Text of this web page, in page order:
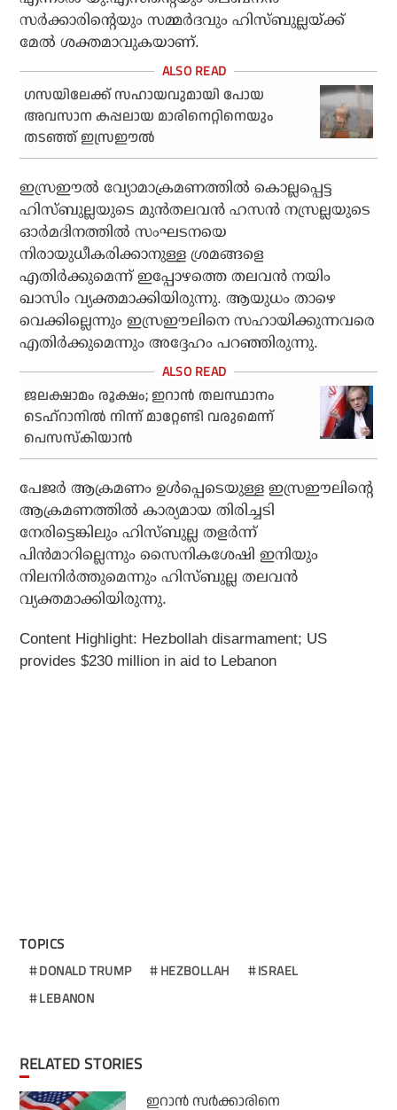
സര്‍ക്കാരിന്റെയും സമ്മര്‍ദവും ഹിസ്ബുല്ലയ്ക്ക്
മേല്‍ ശക്തമാവുകയാണ്.
ഗസയിലേക്ക് സഹായവുമായി പോയ
അവസാന കപ്പലായ മാരിനെറ്റിനെയും
തടഞ്ഞ് ഇസ്രഈല്‍
ഇസ്രഈല്‍ വ്യോമാക്രമണത്തില്‍ കൊല്ലപ്പെട്ട
ഹിസ്ബുല്ലയുടെ മുന്‍തലവന്‍ ഹസന്‍ നസ്രല്ലയുടെ
ഓര്‍മദിനത്തില്‍ സംഘടനയെ
നിരായുധീകരിക്കാനുള്ള ശ്രമങ്ങളെ
എതിര്‍ക്കുമെന്ന് ഇപ്പോഴത്തെ തലവന്‍ നയിം
ഖാസിം വ്യക്തമാക്കിയിരുന്നു. ആയുധം താഴെ
വെക്കില്ലെന്നും ഇസ്രഈലിനെ സഹായിക്കുന്നവരെ
എതിര്‍ക്കുമെന്നും അദ്ദേഹം പറഞ്ഞിരുന്നു.
ജലക്ഷാമം രൂക്ഷം; ഇറാന്‍ തലസ്ഥാനം
ടെഹ്‌റാനില്‍ നിന്ന് മാറ്റേണ്ടി വരുമെന്ന്
പെസസ്കിയാൻ
പേജര്‍ ആക്രമണം ഉള്‍പ്പെടെയുള്ള ഇസ്രഈലിന്റെ
ആക്രമണത്തില്‍ കാര്യമായ തിരിച്ചടി
നേരിട്ടെങ്കിലും ഹിസ്ബുല്ല തളര്‍ന്ന്
പിന്‍മാറില്ലെന്നും സൈനികശേഷി ഇനിയും
നിലനിര്‍ത്തുമെന്നും ഹിസ്ബുല്ല തലവന്‍
വ്യക്തമാക്കിയിരുന്നു.
Content Highlight: Hezbollah disarmament; US
provides $230 million in aid to Lebanon
TOPICS
DONALD TRUMP HEZBOLLAH
ISRAEL
LEBANON
RELATED STORIES
ഇറാന്‍ സര്‍ക്കാരിനെ